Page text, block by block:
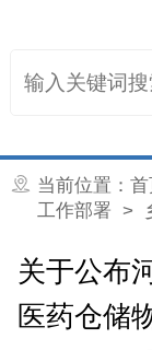
当前位置： 首
工作部署 >
关于公布
医药仓储